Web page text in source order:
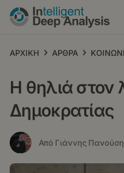
Παράκαμψη
προς
κυρίως
ΑΡΧΙΚΗ › ΑΡΘΡΑ ›
Η θηλιά στον
Δημοκρατίας
Από Γιάννης